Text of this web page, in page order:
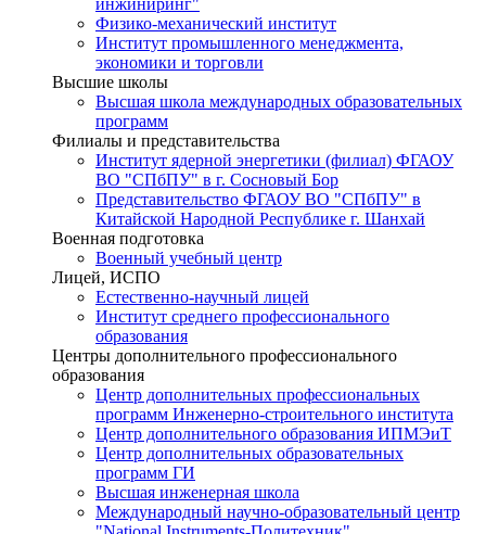
Физико-механический институт
Институт промышленного менеджмента,
экономики и торговли
Высшие школы
Высшая школа международных образовательных
программ
Филиалы и представительства
Институт ядерной энергетики (филиал) ФГАОУ
ВО "СПбПУ" в г. Сосновый Бор
Представительство ФГАОУ ВО "СПбПУ" в
Китайской Народной Республике г. Шанхай
Военная подготовка
Военный учебный центр
Лицей, ИСПО
Естественно-научный лицей
Институт среднего профессионального
образования
Центры дополнительного профессионального
образования
Центр дополнительных профессиональных
программ Инженерно-строительного института
Центр дополнительного образования ИПМЭиТ
Центр дополнительных образовательных
программ ГИ
Высшая инженерная школа
Международный научно-образовательный центр